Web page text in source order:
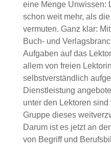
eine Menge Unwissen:
schon weit mehr, als
vermuten. Ganz klar:
Buch- und
Aufgaben auf das
allem von freien
selbstverständlich
Dienstleistung
unter den Lektoren
Gruppe dieses
Darum ist es jetzt an
von Begriff und